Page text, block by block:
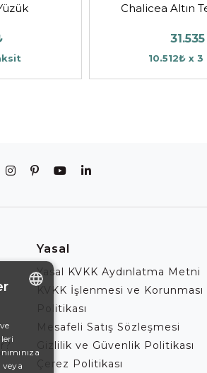
Chalicea Altın
10.512₺ x
Yasal
Yasal KVKK Aydınlatma Metni
KVKK İşlenmesi ve Korunması
Politikası
Mesafeli Satış Sözleşmesi
Gizlilik ve Güvenlik Politikası
Çerez Politikası
veya